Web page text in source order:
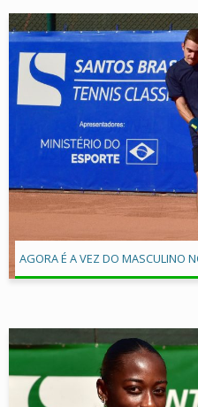
AGORA É A VEZ DO MASCULINO